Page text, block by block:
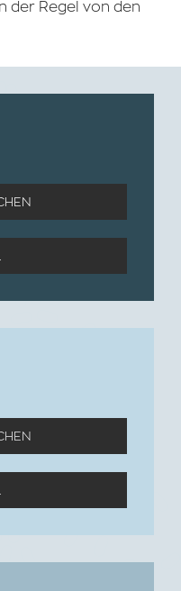
der Regel von den